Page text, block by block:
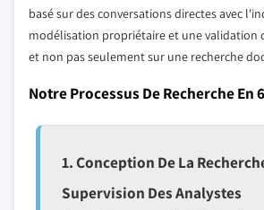
basé sur des conversations directes avec
modélisation propriétaire et une validation
et non pas seulement sur une recherche
Notre Processus De Recherche En
1. Conception De La
Supervision Des Analystes